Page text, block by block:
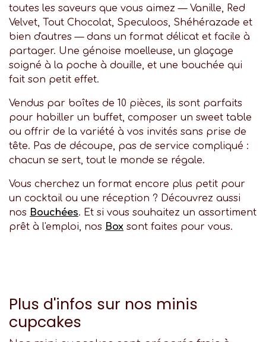
toutes les saveurs que vous aimez — Vanille, Red
Velvet, Tout Chocolat, Speculoos, Shéhérazade et
bien d'autres — dans un format délicat et facile à
partager. Une génoise moelleuse, un glaçage
soigné à la poche à douille, et une bouchée qui
fait son petit effet.
Vendus par boîtes de 10 pièces, ils sont parfaits
pour habiller un buffet, composer un sweet table
ou offrir de la variété à vos invités sans prise de
tête. Pas de découpe, pas de service compliqué :
chacun se sert, tout le monde se régale.
Vous cherchez un format encore plus petit pour
un cocktail ou une réception ? Découvrez aussi
nos Bouchées. Et si vous souhaitez un assortiment
prêt à l'emploi, nos Box sont faites pour vous.
Plus d'infos sur nos minis
cupcakes